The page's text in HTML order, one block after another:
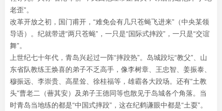
老歪”。
改革开放之初，国门甫开，“难免会有几只苍蝇飞进来”（中央某领
导语）。纪就带进“两只苍蝇”，一只是“国际式摔跤”，一只是“交谊
舞”。
上世纪七十年代，青岛兴起过一阵“摔跤热”。岛城跤坛“教父”、山
东省队教练王焕喜的弟子不乏高手，像李树章、王忠智、姜振泰、
穆振远、李崇贵、高星耸、徐桂福等，雄霸各大跤场。还有“土教
头”曹老二（蓸其安）及弟子王德同等也散见于岛城各个角落。当
时青岛当地练的都是“中国式摔跤”，这在纪鹤谦眼中都是“土耍”。